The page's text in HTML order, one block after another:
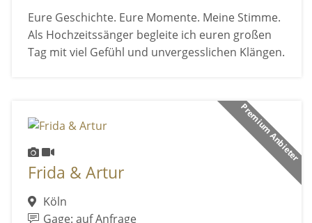
Eure Geschichte. Eure Momente. Meine Stimme.
Als Hochzeitssänger begleite ich euren großen
Tag mit viel Gefühl und unvergesslichen Klängen.
Premium Anbieter
Frida & Artur
Köln
Gage: auf Anfrage